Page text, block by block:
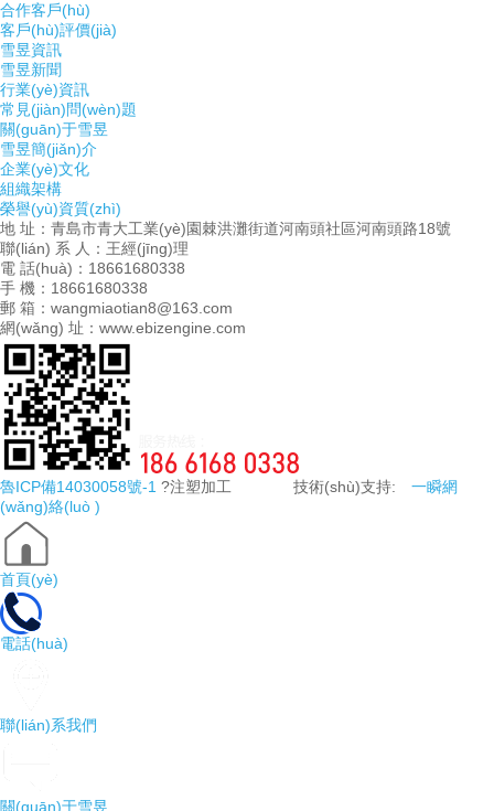
合作客戶(hù)
客戶(hù)評價(jià)
雪昱資訊
雪昱新聞
行業(yè)資訊
常見(jiàn)問(wèn)題
關(guān)于雪昱
雪昱簡(jiǎn)介
企業(yè)文化
組織架構
榮譽(yù)資質(zhì)
地 址：青島市青大工業(yè)園棘洪灘街道河南頭社區河南頭路18號
聯(lián) 系 人：王經(jīng)理
電 話(huà)：18661680338
手 機：18661680338
郵 箱：wangmiaotian8@163.com
網(wǎng) 址：www.ebizengine.com
魯ICP備14030058號-1 ?注塑加工 技術(shù)支持: 一瞬網
(wǎng)絡(luò )
首頁(yè)
電話(huà)
聯(lián)系我們
關(guān)于雪昱